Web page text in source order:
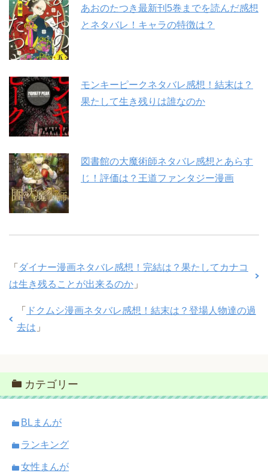
あおのたつき最新刊5巻までを読んだ感想
とネタバレ！キャラの特徴は？
モンキーピークネタバレ感想！結末は？
果たして生き残りは誰なのか
図書館の大魔術師ネタバレ感想とあらす
じ！評価は？王道ファンタジー漫画
「 ダイナー漫画ネタバレ感想！完結は？果たしてカナコ
は生き残ることが出来るのか 」
「
ドクムシ漫画ネタバレ感想！結末は？登場人物達の過
去は 」
カテゴリー
BLまんが
ランキング
女性まんが